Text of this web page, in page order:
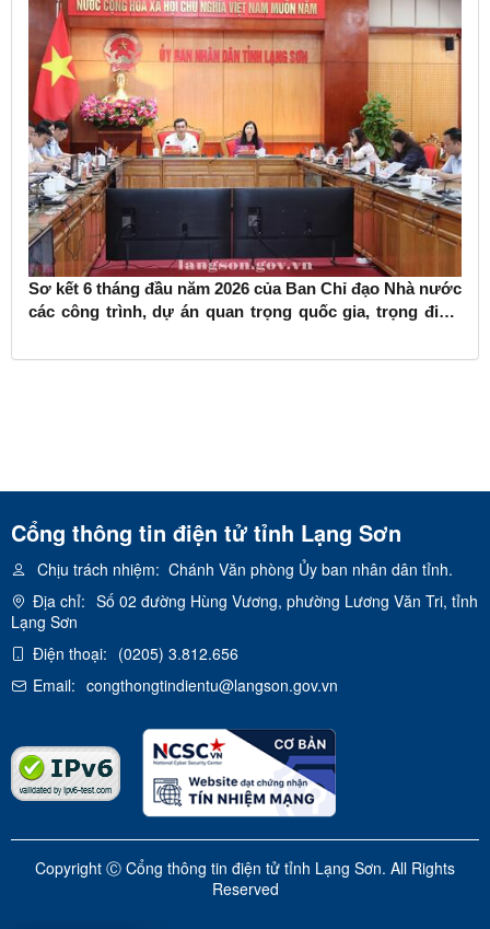
Sơ kết 6 tháng đầu năm 2026 của Ban Chỉ đạo Nhà nước
các công trình, dự án quan trọng quốc gia, trọng điểm
Cổng thông tin điện tử tỉnh Lạng Sơn
Chịu trách nhiệm: Chánh Văn phòng Ủy ban nhân dân tỉnh.
Địa chỉ: Số 02 đường Hùng Vương, phường Lương Văn Tri, tỉnh
Lạng Sơn
Điện thoại: (0205) 3.812.656
Email: congthongtindientu@langson.gov.vn
Copyright Ⓒ Cổng thông tin điện tử tỉnh Lạng Sơn. All Rights
Reserved